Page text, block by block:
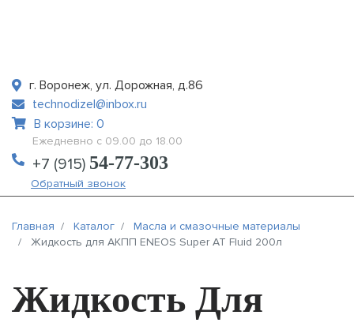
г. Воронеж, ул. Дорожная, д.86
technodizel@inbox.ru
В корзине: 0
Ежедневно с 09.00 до 18.00
+7 (915) 54-77-303
Обратный звонок
Главная Каталог
Масла и смазочные материалы
Жидкость для АКПП ENEOS Super AT Fluid 200л
Жидкость Для